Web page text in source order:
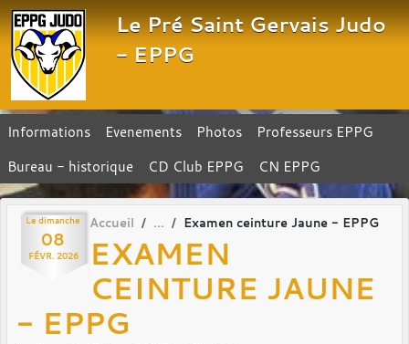
Le Pré Saint Gervais Judo
- EPPG
Informations Evenements Photos
Professeurs EPPG
Bureau - historique
CD Club EPPG CN EPPG
Le dimanche
08
FÉVR. 2026
Accueil Examen ceinture Jaune - EPPG
EXAMEN
CEINTURE JAUNE
- EPPG
Panneau de gestion des cookies